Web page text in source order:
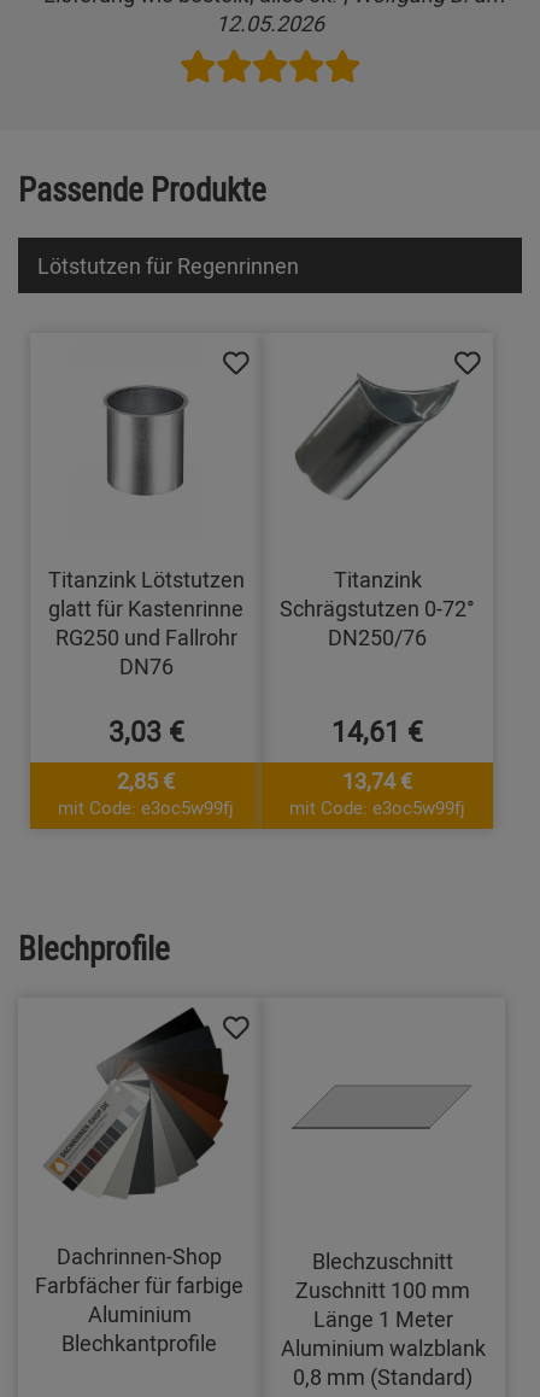
12.05.2026
Passende Produkte
Lötstutzen für Regenrinnen
Titanzink Lötstutzen
glatt für Kastenrinne
RG250 und Fallrohr
DN76
3,03 €
2,85 €
mit Code: e3oc5w99fj
Titanzink
Schrägstutzen 0-72°
DN250/76
14,61 €
13,74 €
mit Code: e3oc5w99fj
Blechprofile
Dachrinnen-Shop
Farbfächer für farbige
Aluminium
Blechkantprofile
Blechzuschnitt
Zuschnitt 100 mm
Länge 1 Meter
Aluminium walzblank
0,8 mm (Standard)